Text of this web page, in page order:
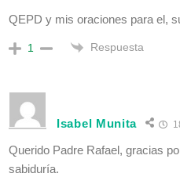
QEPD y mis oraciones para el,
1 Respuesta
Isabel Munita
Querido Padre Rafael, gracias
sabiduría.